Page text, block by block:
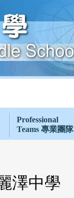
Professional
Teams 專業團隊